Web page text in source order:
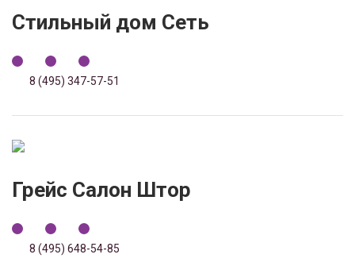
Стильный дом Сеть
8 (495) 347-57-51
Грейс Салон Штор
8 (495) 648-54-85